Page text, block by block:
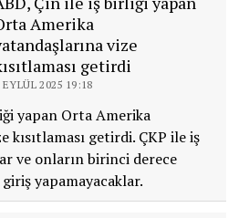
Amerika
vize
getirdi
EYLÜL 2025 19:18
yapan Orta Amerika
kısıtlaması getirdi. ÇKP ile iş
ve onların birinci derece
yapamayacaklar.